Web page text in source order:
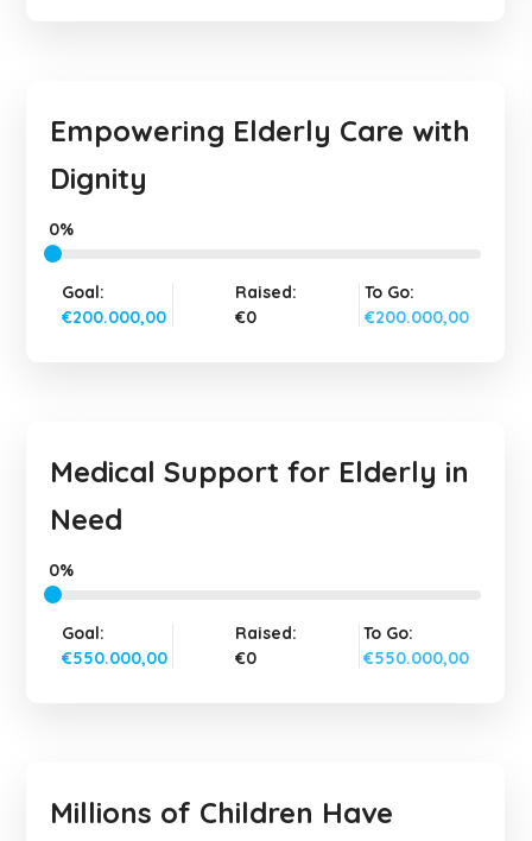
Empowering Elderly Care with
Dignity
0%
Goal:
€200.000,00
Raised:
€0
To Go:
€200.000,00
Medical Support for Elderly in
Need
0%
Goal:
€550.000,00
Raised:
€0
To Go:
€550.000,00
Millions of Children Have